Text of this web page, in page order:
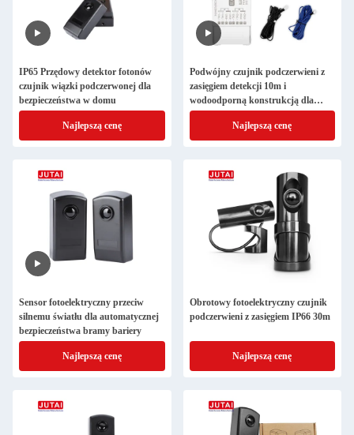
IP65 Przędowy detektor fotonów
czujnik wiązki podczerwonej dla
bezpieczeństwa w domu
Najlepszą cenę
Podwójny czujnik podczerwieni z
zasięgiem detekcji 10m i
wodoodporną konstrukcją dla
bezpieczeństwa drzwi
automatycznychNajlepszą cenę
Sensor fotoelektryczny przeciw
silnemu światłu dla automatycznej
bezpieczeństwa bramy bariery
Najlepszą cenę
Obrotowy fotoelektryczny czujnik
podczerwieni z zasięgiem IP66 30m
Najlepszą cenę